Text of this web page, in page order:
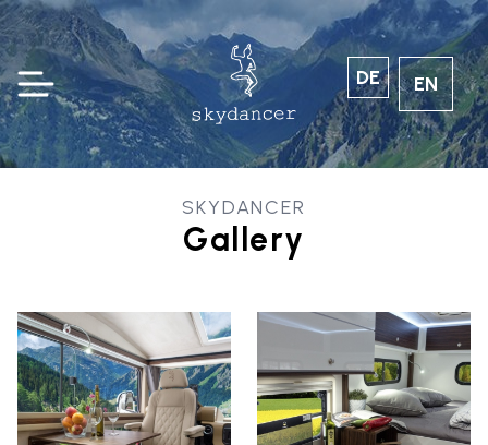
EN
DE
SKYDANCER
Gallery